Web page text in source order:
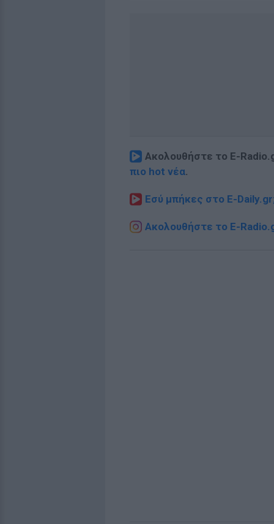
Ακολουθήστε το E-
πιο hot νέα.
Εσύ μπήκες στο E-
Ακολουθήστε το E-